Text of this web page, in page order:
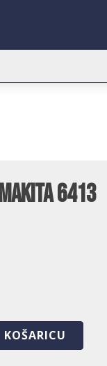
6413
KOŠARICU